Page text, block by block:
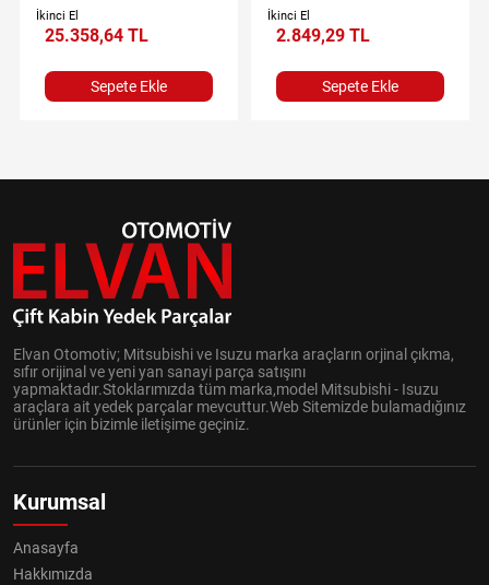
İkinci El
25.358,64 TL
Sepete Ekle
İkinci El
2.849,29 TL
Sepete Ekle
Elvan Otomotiv; Mitsubishi ve Isuzu marka araçların orjinal çıkma,
sıfır orijinal ve yeni yan sanayi parça satışını
yapmaktadır.Stoklarımızda tüm marka,model Mitsubishi - Isuzu
araçlara ait yedek parçalar mevcuttur.Web Sitemizde bulamadığınız
ürünler için bizimle iletişime geçiniz.
Kurumsal
Anasayfa
Hakkımızda